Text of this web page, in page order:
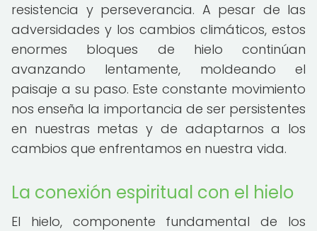
resistencia y perseverancia. A pesar de las
adversidades y los cambios climáticos, estos
enormes bloques de hielo continúan
avanzando lentamente, moldeando el
paisaje a su paso. Este constante movimiento
nos enseña la importancia de ser persistentes
en nuestras metas y de adaptarnos a los
cambios que enfrentamos en nuestra vida.
La conexión espiritual con el hielo
El hielo, componente fundamental de los